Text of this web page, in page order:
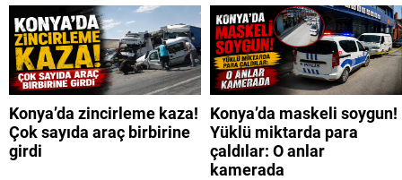
Konya’da zincirleme kaza!
Çok sayıda araç birbirine
girdi
Konya’da maskeli soygun!
Yüklü miktarda para
çaldılar: O anlar
kamerada